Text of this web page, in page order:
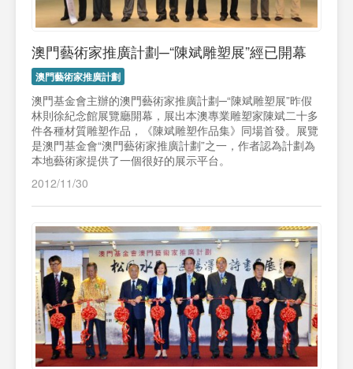
澳門藝術家推廣計劃─“陳斌雕塑展”經已開幕
澳門藝術家推廣計劃
澳門基金會主辦的澳門藝術家推廣計劃─“陳斌雕塑展”昨假
林則徐紀念館展覽廳開幕，展出本澳專業雕塑家陳斌二十多
件各種材質雕塑作品，《陳斌雕塑作品集》同場首發。展覽
是澳門基金會“澳門藝術家推廣計劃”之一，作者認為計劃為
本地藝術家提供了一個很好的展示平台。
2012/11/30